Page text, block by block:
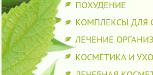
ПОХУДЕНИЕ
КОМПЛЕКСЫ ДЛЯ
ЛЕЧЕНИЕ
КОСМЕТИКА И